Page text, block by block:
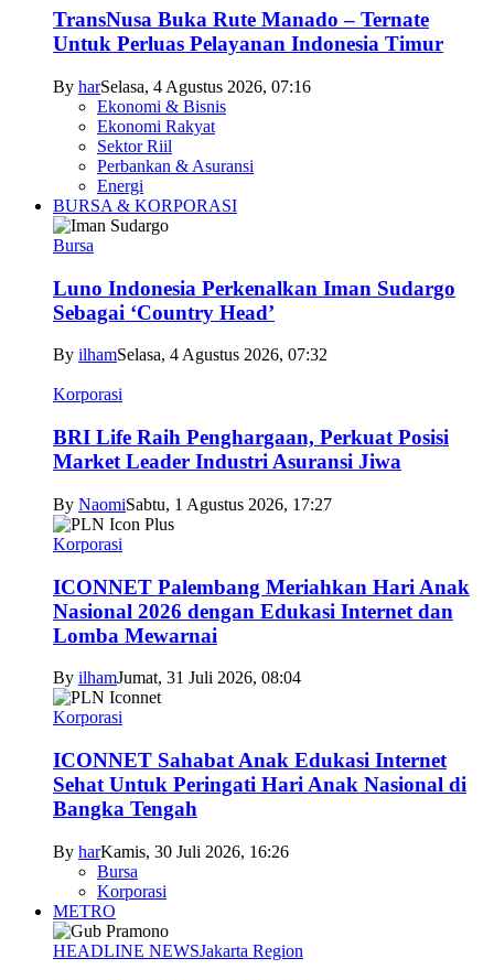
TransNusa Buka Rute Manado – Ternate
Untuk Perluas Pelayanan Indonesia Timur
By harSelasa, 4 Agustus 2026, 07:16
Ekonomi & Bisnis
Ekonomi Rakyat
Sektor Riil
Perbankan & Asuransi
Energi
BURSA & KORPORASI
Bursa
Luno Indonesia Perkenalkan Iman Sudargo
Sebagai ‘Country Head’
By ilhamSelasa, 4 Agustus 2026, 07:32
Korporasi
BRI Life Raih Penghargaan, Perkuat Posisi
Market Leader Industri Asuransi Jiwa
By NaomiSabtu, 1 Agustus 2026, 17:27
Korporasi
ICONNET Palembang Meriahkan Hari Anak
Nasional 2026 dengan Edukasi Internet dan
Lomba Mewarnai
By ilhamJumat, 31 Juli 2026, 08:04
Korporasi
ICONNET Sahabat Anak Edukasi Internet
Sehat Untuk Peringati Hari Anak Nasional di
Bangka Tengah
By harKamis, 30 Juli 2026, 16:26
Bursa
Korporasi
METRO
HEADLINE NEWSJakarta Region